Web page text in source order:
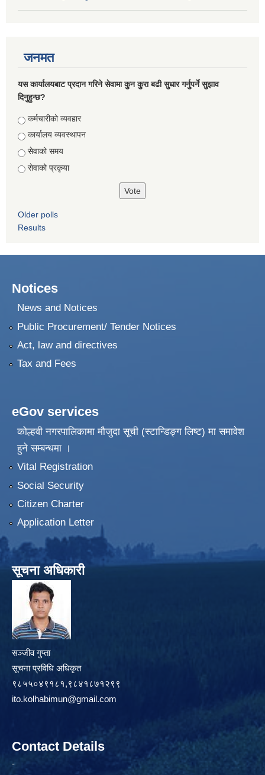
जनमत
यस कार्यालयबाट प्रदान गरिने सेवामा कुन कुरा बढी सुधार गर्नुपर्ने सुझाव
दिनुहुन्छ?
Choices
कर्मचारीको व्यवहार
कार्यालय व्यवस्थापन
सेवाको समय
सेवाको प्रकृया
Older polls
Results
Notices
News and Notices
Public Procurement/ Tender Notices
Act, law and directives
Tax and Fees
eGov services
कोल्हवी नगरपालिकामा मौजुदा सूची (स्टान्डिङ्ग लिष्ट) मा समावेश
हुने सम्बन्धमा ।
Vital Registration
Social Security
Citizen Charter
Application Letter
सूचना अधिकारी
सञ्जीव गुप्ता
सूचना प्रविधि अधिकृत
९८५५०४९१८१,९८४१८७१२९९
ito.kolhabimun@gmail.com
Contact Details
-